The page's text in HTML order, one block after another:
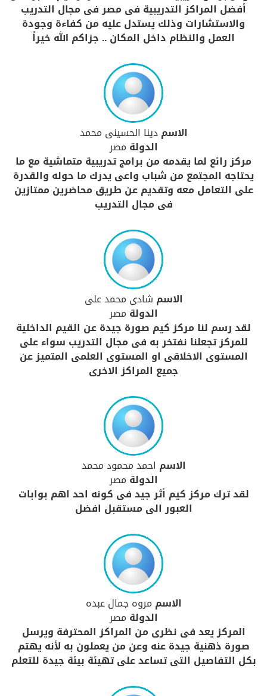
أفضل المراكز التدريبية فى مصر فى مجال التدريب
والاستشارات وذلك يستدل عليه من كفاءة وجودة
العمل والنظام داخل المكان .. جزاكم الله خيراً
الاسمدينا الحسينى محمد
الدولة مصر
مركز رائع لما يقدمه من برامج تدريبية متماشية مع ما
يحتاجه المجتمع من شباب واعى يدرك ما حوله والقدرة
على التعامل معه وتقديم عن طريق محاضرين ممتازين
فى مجال التدريب
الاسم شادى محمد على
الدولة مصر
لقد رسم لنا مركز كيم صورة جيدة عن القيم الداخلية
للمركز تجعلنا نفتخر به فى مجال التدريب سواء على
المستوى الاخلاقى او المستوى العلمى المتميز عن
جميع المراكز الاخرى
الاسم احمد محمود محمد
الدولة مصر
لقد ترك مركز كيم أثر جيد فى كونه احد اهم بوابات
العبور الى مستقبل افضل
الاسم مروه جمال عبده
الدولة مصر
المركز يعد فى نظرى من المراكز المحترفة ويرسل
صورة ذهنية جيدة عنه وعن من يعملون به لأنه يهتم
بكل التفاصيل التى تساعد على تهيئة بيئة جيدة للتعلم